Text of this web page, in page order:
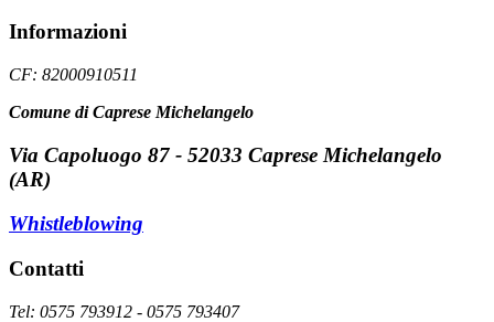
Informazioni
CF: 82000910511
Comune di Caprese Michelangelo
Via Capoluogo 87 - 52033 Caprese Michelangelo
(AR)
Whistleblowing
Contatti
Tel: 0575 793912 - 0575 793407